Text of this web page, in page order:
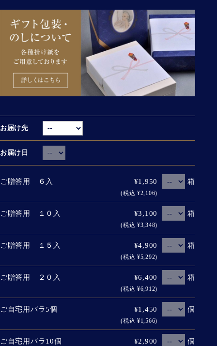
お届け先
お届け日
ご贈答用 ６入 ¥1,950
(税込 ¥2,106)
箱
ご贈答用 １０入 ¥3,100
(税込 ¥3,348)
箱
ご贈答用 １５入 ¥4,900
(税込 ¥5,292)
箱
ご贈答用 ２０入 ¥6,400
(税込 ¥6,912)
箱
ご自宅用バラ5個 ¥1,450
(税込 ¥1,566)
個
ご自宅用バラ10個 ¥2,900 個